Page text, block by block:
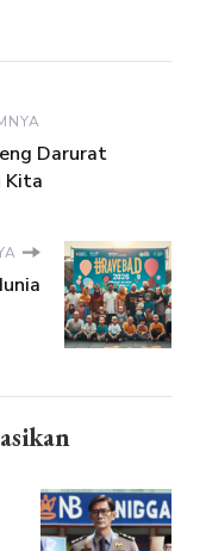
Darurat
Kita